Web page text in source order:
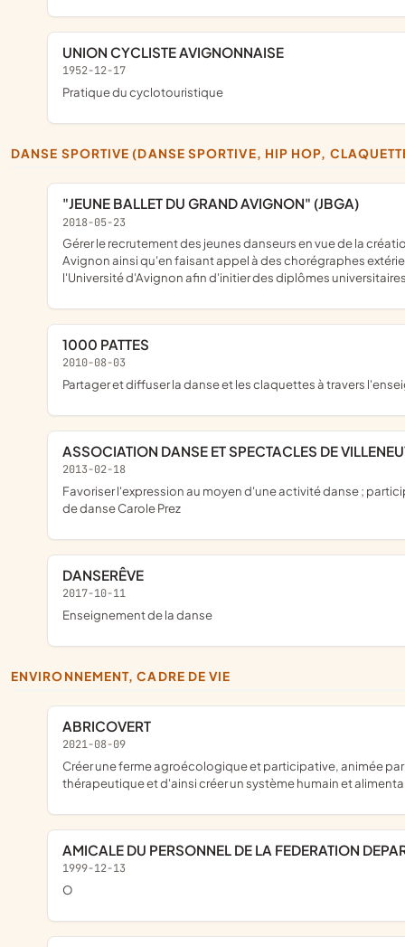
UNION CYCLISTE AVIGNONNAISE
1952-12-17
pratique du cyclotouristique
DANSE SPORTIVE (DANSE SPORTIVE, HIP HOP,
"JEUNE BALLET DU GRAND AVIGNON" (JBGA)
2018-05-23
gérer le recrutement des jeunes danseurs en vue de la création et du renouvellement des effectifs du JBGA. Etablir le programme des spectacles en collaboration avec l'équipe enseignante du CRR du Grand
Avignon ainsi qu'en faisant appel à des chorégraphes
l'Université d'Avignon afin d'initier des diplômes
1000 PATTES
2010-08-03
partager et diffuser la danse et les claquettes à travers
ASSOCIATION DANSE ET SPECTACLES DE
2013-02-18
favoriser l'expression au moyen d'une activité danse ; participer à toutes actions culturelles visant les techniques d'expressions ; promouvoir les échanges culturels avec l'extérieur ; soutenir l'action des cours
de danse Carole Prez
DANSERÊVE
2017-10-11
enseignement de la danse
ENVIRONNEMENT, CADRE DE VIE
ABRICOVERT
2021-08-09
créer une ferme agroécologique et participative, animée par une production maraichère, fruitière, animalière, et lieu d'accueil en mode biologique et permacultural, à vocation pédagogique, sociale et
thérapeutique et d'ainsi créer un système humain et
AMICALE DU PERSONNEL DE LA FEDERATION
1999-12-13
o